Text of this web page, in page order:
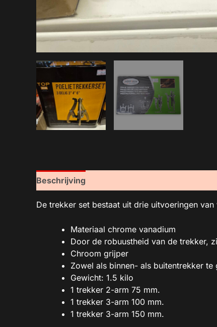
Beschrijving
De trekker set bestaat uit drie uitvoeringen
Materiaal chrome vanadium
Door de robuustheid van de trekker,
Chroom grijper
Zowel als binnen- als buitentrekker te
Gewicht: 1.5 kilo
1 trekker 2-arm 75 mm.
1 trekker 3-arm 100 mm.
1 trekker 3-arm 150 mm.